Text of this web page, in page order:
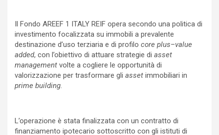
Il Fondo AREEF 1 ITALY REIF opera secondo una politica di
investimento focalizzata su immobili a prevalente
destinazione d’uso terziaria e di profilo core plus–value
added, con l’obiettivo di attuare strategie di asset
management volte a cogliere le opportunità di
valorizzazione per trasformare gli asset immobiliari in
prime building.
L’operazione è stata finalizzata con un contratto di
finanziamento ipotecario sottoscritto con gli istituti di